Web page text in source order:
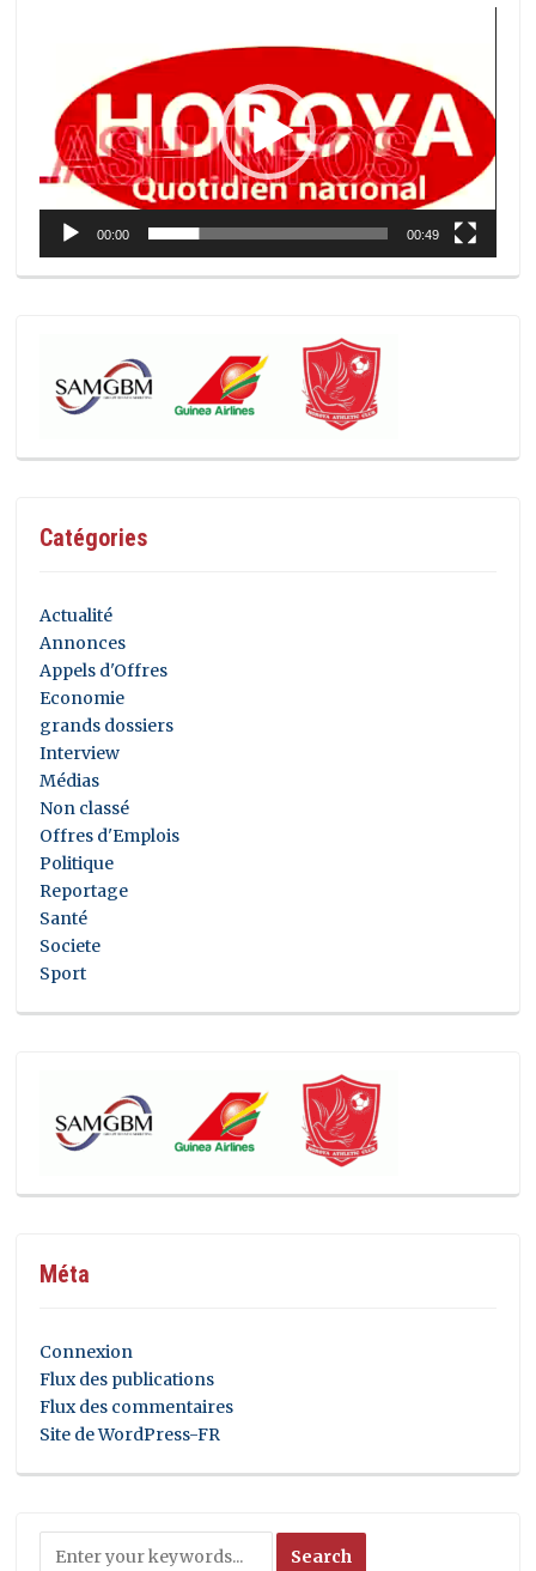
00:00 00:49
Catégories
Actualité
Annonces
Appels d'Offres
Economie
grands dossiers
Interview
Médias
Non classé
Offres d'Emplois
Politique
Reportage
Santé
Societe
Sport
Méta
Connexion
Flux des publications
Flux des commentaires
Site de WordPress-FR